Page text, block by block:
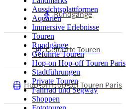
Aussichtsplattformen
Aquarien
Immersive Erlebnisse
Touren
Rundgänge
Geführte Touren
Hop-on Hop-off Touren Paris
Stadtführungen
Private Touren
Fahrrad und Segway
Shoppen
Rundgänge
Geführte Touren
Hop-on Hop-off Touren Paris